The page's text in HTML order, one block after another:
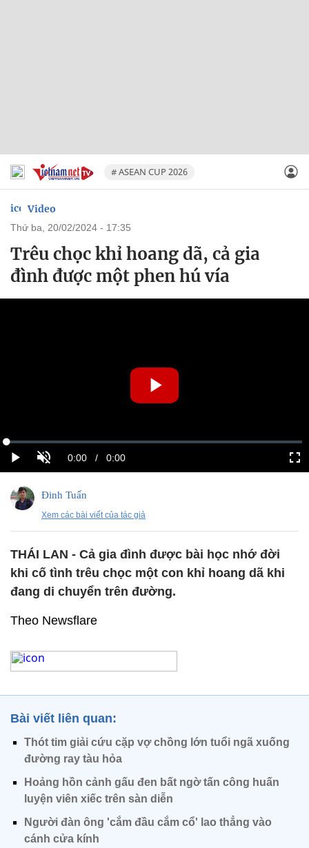
# ASEAN CUP 2026
Video
thứ ba, 20/02/2024 - 17:35
Trêu chọc khỉ hoang dã, cả gia
đình được một phen hú vía
Đinh Tuấn
Xem các bài viết của tác giả
THÁI LAN - Cả gia đình được bài học nhớ đời
khi cố tình trêu chọc một con khỉ hoang dã khi
đang di chuyển trên đường.
Theo Newsflare
Bài viết liên quan:
Thót tim giải cứu cặp vợ chồng lớn tuổi ngã xuống
đường ray tàu hỏa
Hoảng hồn cảnh gấu đen bất ngờ tấn công huấn
luyện viên xiếc trên sàn diễn
Người đàn ông 'cắm đầu cắm cổ' lao thẳng vào
cánh cửa kính